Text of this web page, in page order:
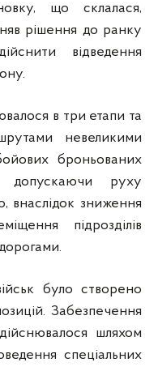
що склалася,
рішення до ранку
відведення
в три етапи та
невеликими
броньованих
руху
внаслідок зниження
підрозділів
було створено
Забезпечення
шляхом
спеціальних